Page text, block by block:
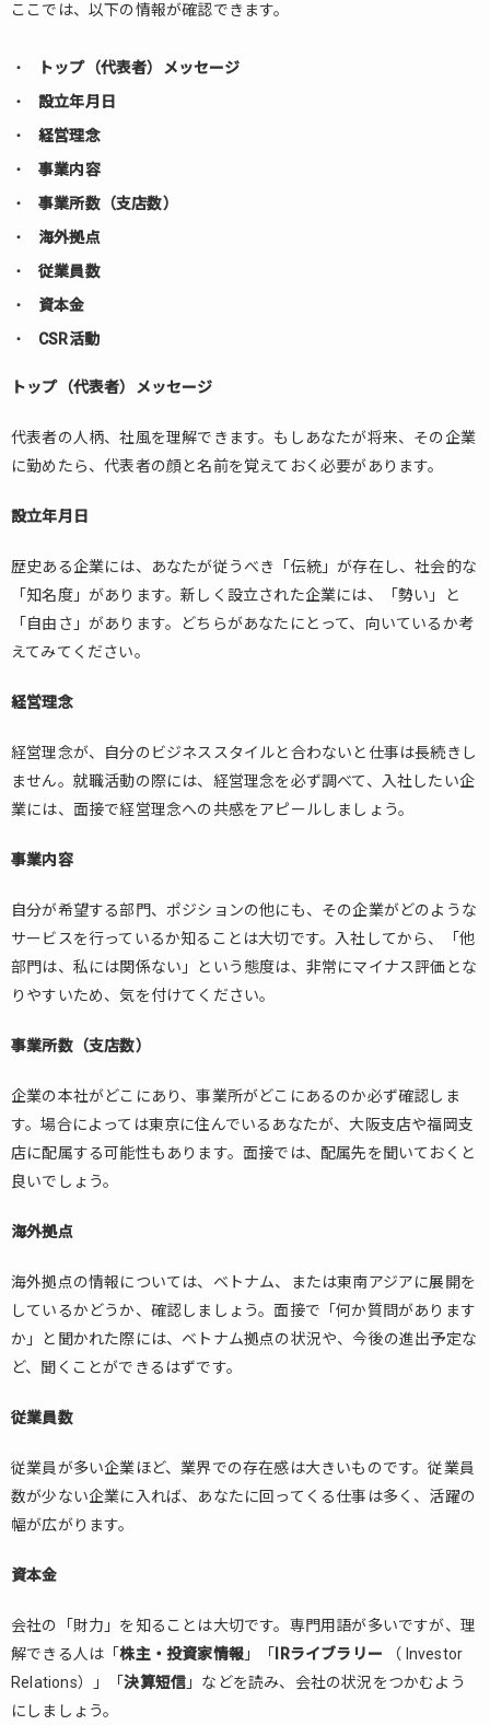
社員
2.3.
採用
情報
3.
と
め
ここでは、以下の情報が確認できます。
トップ（代表者）メッセージ
設立年月日
経営理念
事業内容
事業所数（支店数）
海外拠点
従業員数
資本金
CSR活動
トップ（代表者）メッセージ
代表者の人柄、社風を理解できます。もしあなたが将来、その企業
に勤めたら、代表者の顔と名前を覚えておく必要があります。
設立年月日
歴史ある企業には、あなたが従うべき「伝統」が存在し、社会的な
「知名度」があります。新しく設立された企業には、「勢い」と
「自由さ」があります。どちらがあなたにとって、向いているか考
えてみてください。
経営理念
経営理念が、自分のビジネススタイルと合わないと仕事は長続きし
ません。就職活動の際には、経営理念を必ず調べて、入社したい企
業には、面接で経営理念への共感をアピールしましょう。
事業内容
自分が希望する部門、ポジションの他にも、その企業がどのような
サービスを行っているか知ることは大切です。入社してから、「他
部門は、私には関係ない」という態度は、非常にマイナス評価とな
りやすいため、気を付けてください。
事業所数（支店数）
企業の本社がどこにあり、事業所がどこにあるのか必ず確認しま
す。場合によっては東京に住んでいるあなたが、大阪支店や福岡支
店に配属する可能性もあります。面接では、配属先を聞いておくと
良いでしょう。
海外拠点
海外拠点の情報については、ベトナム、または東南アジアに展開を
しているかどうか、確認しましょう。面接で「何か質問があります
か」と聞かれた際には、ベトナム拠点の状況や、今後の進出予定な
ど、聞くことができるはずです。
従業員数
従業員が多い企業ほど、業界での存在感は大きいものです。従業員
数が少ない企業に入れば、あなたに回ってくる仕事は多く、活躍の
幅が広がります。
資本金
会社の「財力」を知ることは大切です。専門用語が多いですが、理
解できる人は「株主・投資家情報 」「 IRライブラリー
（ Investor
Relations）」「決算短信 」などを読み、会社の状況をつかむよう
にしましょう。